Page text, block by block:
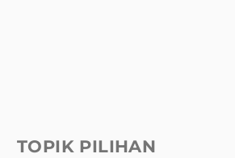
TOPIK PILIHAN